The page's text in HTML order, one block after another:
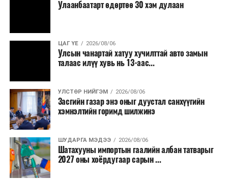
Улаанбаатарт өдөртөө 30 хэм дулаан
ЦАГ ҮЕ 2026/08/06
Улсын чанартай хатуу хучилттай авто замын
талаас илүү хувь нь 13-аас...
УЛСТӨР НИЙГЭМ 2026/08/06
Засгийн газар энэ оныг дуустал санхүүгийн
хэмнэлтийн горимд шилжинэ
ШУДАРГА МЭДЭЭ 2026/08/06
Шатахууны импортын гаалийн албан татварыг
2027 оны хоёрдугаар сарын ...